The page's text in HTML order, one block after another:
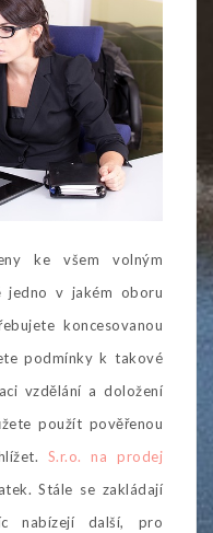
ke všem volným
jedno v jakém oboru
koncesovanou
podmínky k takové
vzdělání a doložení
použít pověřenou
S.r.o. na prodej
Stále se zakládají
nabízejí další, pro